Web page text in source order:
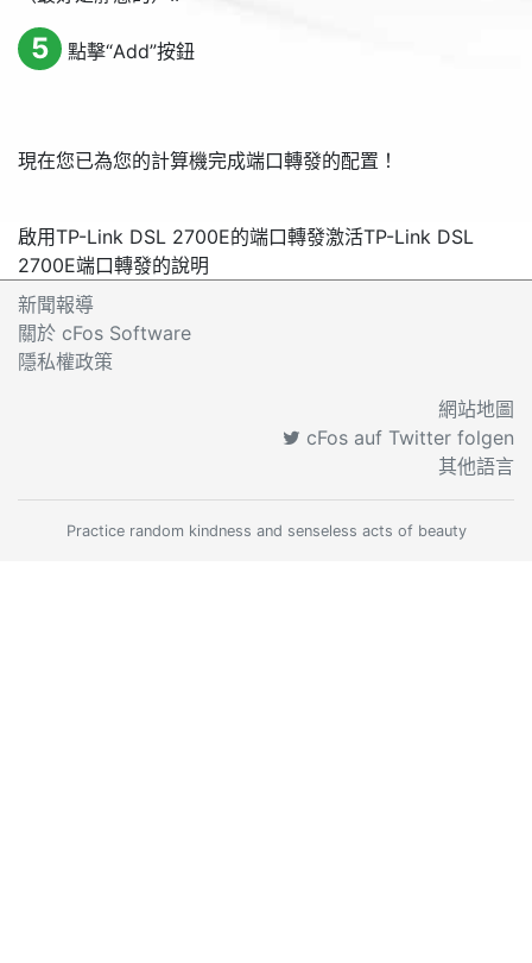
5 點擊“Add”按鈕
現在您已為您的計算機完成端口轉發的配置！
啟用TP-Link DSL 2700E的端口轉發激活TP-Link DSL
2700E端口轉發的說明
新聞報導
關於 cFos Software
隱私權政策
網站地圖
cFos auf Twitter folgen
其他語言
Practice random kindness and senseless acts of beauty